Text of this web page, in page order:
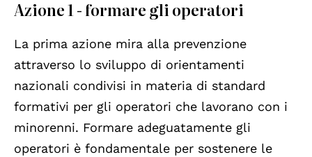
Azione 1 - formare gli operatori
La prima azione mira alla prevenzione
attraverso lo sviluppo di orientamenti
nazionali condivisi in materia di standard
formativi per gli operatori che lavorano con i
minorenni. Formare adeguatamente gli
operatori è fondamentale per sostenere le